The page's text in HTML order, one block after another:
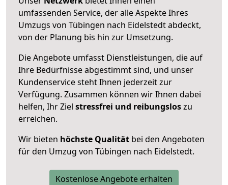
umfassenden Service, der alle Aspekte Ihres
Umzugs von Tübingen nach Eidelstedt abdeckt,
von der Planung bis hin zur Umsetzung.
Die Angebote umfasst Dienstleistungen, die auf
Ihre Bedürfnisse abgestimmt sind, und unser
Kundenservice steht Ihnen jederzeit zur
Verfügung. Zusammen können wir Ihnen dabei
helfen, Ihr Ziel stressfrei und reibungsloszu
erreichen.
Wir bieten höchste Qualität bei den Angeboten
für den Umzug von Tübingen nach Eidelstedt.
Kostenlose Angebote erhalten